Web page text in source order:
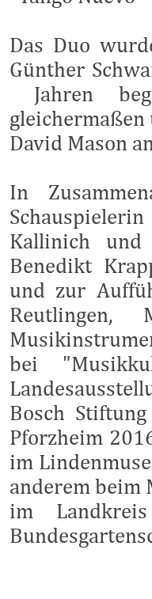
Das Duo
Günther
Jahren
David Mason
In
Kallinich und
Benedikt
und zur
Reutlingen,
bei
Bosch
Pforzheim
im
anderem beim
im